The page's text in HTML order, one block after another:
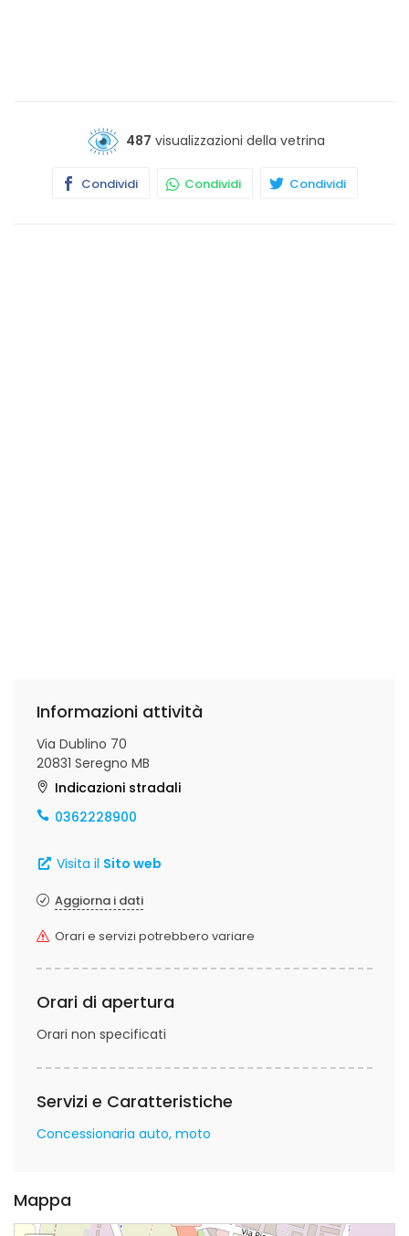
487 visualizzazioni della vetrina
Condividi Condividi Condividi
Informazioni attività
Via Dublino 70
20831 Seregno MB
Indicazioni stradali
0362228900
Visita il Sito web
Aggiorna i dati
Orari e servizi potrebbero variare
Orari di apertura
Orari non specificati
Servizi e Caratteristiche
Concessionaria auto, moto
Mappa